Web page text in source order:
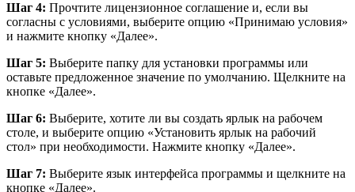
Шаг 4: Прочтите лицензионное соглашение и, если вы
согласны с условиями, выберите опцию «Принимаю условия»
и нажмите кнопку «Далее».
Шаг 5: Выберите папку для установки программы или
оставьте предложенное значение по умолчанию. Щелкните на
кнопке «Далее».
Шаг 6: Выберите, хотите ли вы создать ярлык на рабочем
столе, и выберите опцию «Установить ярлык на рабочий
стол» при необходимости. Нажмите кнопку «Далее».
Шаг 7: Выберите язык интерфейса программы и щелкните на
кнопке «Далее».